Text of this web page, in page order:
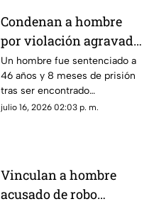
Condenan a hombre
por violación agravada
contra una adolescente
en Chihuahua
Un hombre fue sentenciado a
46 años y 8 meses de prisión
tras ser encontrado
responsable del delito de
julio 16, 2026 02:03 p. m.
Vinculan a hombre
acusado de robo